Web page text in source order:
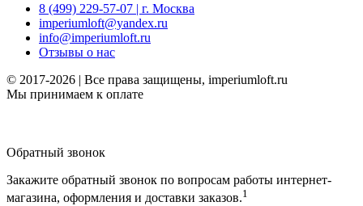
8 (499) 229-57-07 | г. Москва
imperiumloft@yandex.ru
info@imperiumloft.ru
Отзывы о нас
© 2017-2026 | Все права защищены, imperiumloft.ru
Мы принимаем к оплате
Обратный звонок
Закажите обратный звонок по вопросам работы интернет-
магазина, оформления и доставки заказов.1